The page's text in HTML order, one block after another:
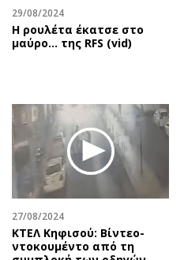
29/08/2024
Η ρουλέτα έκατσε στο
μαύρο… της RFS (vid)
27/08/2024
ΚΤΕΛ Κηφισού: Βίντεο-
ντοκουμέντο από τη